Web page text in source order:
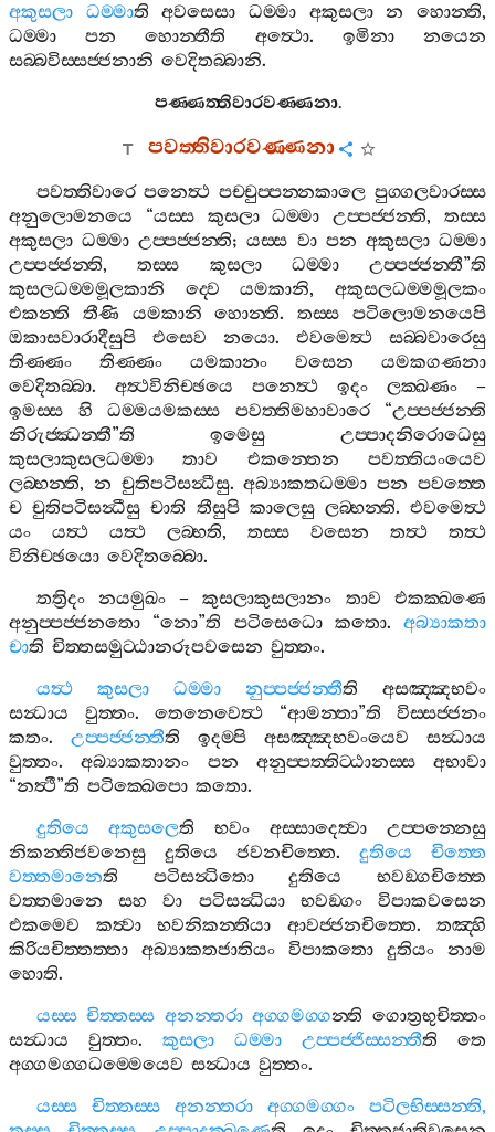
අකුසලා
ධම‍්මාති අවසෙසා ධම‍්මා අකුසලා න හොන‍්ති,
ධම‍්මා
පන හොන‍්තීති අත්‍ථො. ඉමිනා
නයෙන
සබ‍්බවිස‍්සජ‍්ජනානි වෙදිතබ‍්බානි.
පණ‍්ණත‍්තිවාරවණ‍්ණනා.
පවත‍්තිවාරවණ‍්ණනා
පවත‍්තිවාරෙ පනෙත්‍ථ පච‍්චුප‍්පන‍්නකාලෙ පුග‍්ගලවාරස‍්ස
අනුලොමනයෙ “යස‍්ස කුසලා ධම‍්මා උප‍්පජ‍්ජන‍්ති,තස‍්ස
අකුසලා ධම‍්මා උප‍්පජ‍්ජන‍්ති;යස‍්ස වා පන අකුසලා ධම‍්මා
උප‍්පජ‍්ජන‍්ති,තස‍්ස කුසලා ධම‍්මා උප‍්පජ‍්ජන‍්තී”ති
කුසලධම‍්මමූලකානි
ද‍්වෙ යමකානි,අකුසලධම‍්මමූලකං
එකන‍්ති
තීණි යමකානි හොන‍්ති.තස‍්ස
පටිලොමනයෙපි
ඔකාසවාරාදීසුපි
එසෙව නයො. එවමෙත්‍ථ
සබ‍්බවාරෙසු
තිණ‍්ණං
තිණ‍්ණං යමකානං වසෙන
යමකගණනා
වෙදිතබ‍්බා. අත්‍ථවිනිච‍්ඡයෙ පනෙත්‍ථ ඉදං ලක‍්ඛණං –
ඉමස‍්ස
හි ධම‍්මයමකස‍්ස පවත‍්තිමහාවාරෙ“උප‍්පජ‍්ජන‍්ති
නිරුජ‍්ඣන‍්තී”ති ඉමෙසු
උප‍්පාදනිරොධෙසු
කුසලාකුසලධම‍්මා
තාව එකන‍්තෙන
පවත‍්තියංයෙව
ලබ‍්භන‍්ති, න චුතිපටිසන්‍ධීසු.අබ්‍යාකතධම‍්මා පන පවත‍්තෙ
ච චුතිපටිසන්‍ධීසු චාති තීසුපි කාලෙසු ලබ‍්භන‍්ති.එවමෙත්‍ථ
යං
යත්‍ථ යත්‍ථ ලබ‍්භති, තස‍්ස වසෙන තත්‍ථ
තත්‍ථ
විනිච‍්ඡයො වෙදිතබ‍්බො.
තත්‍රිදං
නයමුඛං–කුසලාකුසලානං තාව
එකක‍්ඛණෙ
අනුප‍්පජ‍්ජනතො “නො”ති පටිසෙධො කතො. අබ්‍යාකතා
චාති චිත‍්තසමුට‍්ඨානරූපවසෙන වුත‍්තං.
යත්‍ථ
කුසලා ධම‍්මා නුප‍්පජ‍්ජන‍්තීති
අසඤ‍්ඤභවං
සන්‍ධාය
වුත‍්තං. තෙනෙවෙත්‍ථ “ආමන‍්තා”ති
විස‍්සජ‍්ජනං
කතං. උප‍්පජ‍්ජන‍්තීති ඉදම‍්පි අසඤ‍්ඤභවංයෙව
සන්‍ධාය
වුත‍්තං.අබ්‍යාකතානං පන අනුප‍්පත‍්තිට‍්ඨානස‍්ස
අභාවා
“නත්‍ථී”ති පටික‍්ඛෙපො කතො.
දුතියෙ
අකුසලෙති භවං අස‍්සාදෙත්‍වා
උප‍්පන‍්නෙසු
නිකන‍්තිජවනෙසු
දුතියෙ ජවනචිත‍්තෙ. දුතියෙ
චිත‍්තෙ
වත‍්තමානෙති පටිසන්‍ධිතො දුතියෙ
භවඞ‍්ගචිත‍්තෙ
වත‍්තමානෙ
සහ වා පටිසන්‍ධියා භවඞ‍්ගං
විපාකවසෙන
එකමෙව
කත්‍වා භවනිකන‍්තියා ආවජ‍්ජනචිත‍්තෙ. තඤ‍්හි
කිරියචිත‍්තත‍්තා
අබ්‍යාකතජාතියං විපාකතො දුතියං
නාම
හොති.
යස‍්ස චිත‍්තස‍්ස අනන‍්තරා අග‍්ගමග‍්ගන‍්ති ගොත්‍රභුචිත‍්තං
සන්‍ධාය
වුත‍්තං. කුසලා ධම‍්මා උප‍්පජ‍්ජිස‍්සන‍්තීති
තෙ
අග‍්ගමග‍්ගධම‍්මෙයෙව සන්‍ධාය වුත‍්තං.
යස‍්ස
චිත‍්තස‍්ස අනන‍්තරා අග‍්ගමග‍්ගං පටිලභිස‍්සන‍්ති,